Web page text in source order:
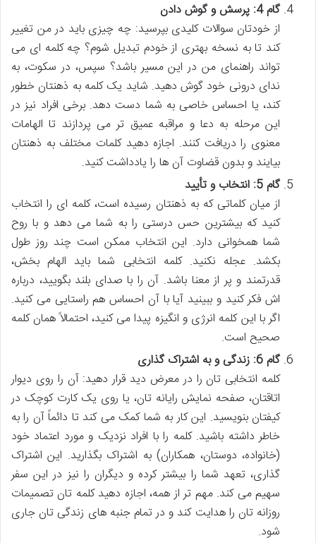
گام 4: پرسش و گوش دادن
از خودتان سوالات کلیدی بپرسید: چه چیزی باید در من تغییر
کند تا به نسخه بهتری از خودم تبدیل شوم؟ چه کلمه ای می
تواند راهنمای من در این مسیر باشد؟ سپس، در سکوت، به
ندای درونی خود گوش دهید. شاید یک کلمه به ذهنتان خطور
کند، یا احساس خاصی به شما دست دهد. برخی افراد نیز در
این مرحله به دعا و مراقبه عمیق تر می پردازند تا الهامات
معنوی را دریافت کنند. اجازه دهید کلمات مختلف به ذهنتان
بیایند و بدون قضاوت آن ها را یادداشت کنید.
گام 5: انتخاب و تأیید
از میان کلماتی که به ذهنتان رسیده است، کلمه ای را انتخاب
کنید که بیشترین حس درستی را به شما می دهد و با روح
شما همخوانی دارد. این انتخاب ممکن است چند روز طول
بکشد. عجله نکنید. کلمه انتخابی شما باید الهام بخش،
قدرتمند و پر از معنا باشد. آن را با صدای بلند بگویید، درباره
اش فکر کنید و ببینید آیا با آن احساس هم راستایی می کنید.
اگر با این کلمه انرژی و انگیزه پیدا می کنید، احتمالاً همان کلمه
صحیح است.
گام 6: زندگی و به اشتراک گذاری
کلمه انتخابی تان را در معرض دید قرار دهید: آن را روی دیوار
اتاقتان، صفحه نمایش رایانه تان، یا روی یک کارت کوچک در
کیفتان بنویسید. این کار به شما کمک می کند تا دائماً آن را به
خاطر داشته باشید. کلمه را با افراد نزدیک و مورد اعتماد خود
(خانواده، دوستان، همکاران) به اشتراک بگذارید. این اشتراک
گذاری، تعهد شما را بیشتر کرده و دیگران را نیز در این سفر
سهیم می کند. مهم تر از همه، اجازه دهید کلمه تان تصمیمات
روزانه تان را هدایت کند و در تمام جنبه های زندگی تان جاری
شود.